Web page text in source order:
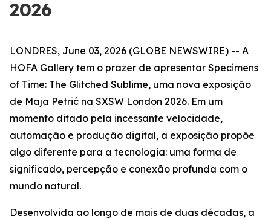
2026
LONDRES, June 03, 2026 (GLOBE NEWSWIRE) -- A
HOFA Gallery tem o prazer de apresentar Specimens
of Time: The Glitched Sublime, uma nova exposição
de Maja Petrić na SXSW London 2026. Em um
momento ditado pela incessante velocidade,
automação e produção digital, a exposição propõe
algo diferente para a tecnologia: uma forma de
significado, percepção e conexão profunda com o
mundo natural.
Desenvolvida ao longo de mais de duas décadas, a